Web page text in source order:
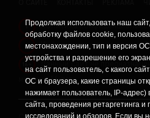
Продолжая использовать наш
обработку файлов cookie,
местонахождении, тип и версия
устройства и разрешение его
на сайт пользователь, с какого
ОС и браузера, какие страницы
нажимает пользователь, IP-
сайта, проведения ретаргетинга и
исследований и обзоров. Если вы
! Политика
! Информация о проведении
Данный сайт не
младше 16 лет.